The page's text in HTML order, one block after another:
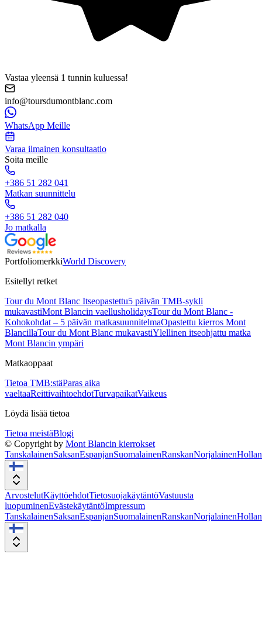
Vastaa yleensä 1 tunnin kuluessa!
info@toursdumontblanc.com
WhatsApp Meille
Varaa ilmainen konsultaatio
Soita meille
+386 51 282 041
Matkan suunnittelu
+386 51 282 040
Jo matkalla
PortfoliomerkkiWorld Discovery
Esitellyt retket
Tour du Mont Blanc Itseopastettu5 päivän TMB-sykli
mukavastiMont Blancin vaellusholidaysTour du Mont Blanc -
Kohokohdat – 5 päivän matkasuunnitelmaOpastettu kierros Mont
BlancillaTour du Mont Blanc mukavastiYlellinen itseohjattu matka
Mont Blancin ympäri
Matkaoppaat
Tietoa TMB:stäParas aika
vaeltaaReittivaihtoehdotTurvapaikatVaikeus
Löydä lisää tietoa
Tietoa meistäBlogi
© Copyright by Mont Blancin kierrokset
TanskalainenSaksanEspanjanSuomalainenRanskanNorjalainen
ArvostelutKäyttöehdotTietosuojakäytäntöVastuusta
luopuminenEvästekäytäntöImpressum
TanskalainenSaksanEspanjanSuomalainenRanskanNorjalainen